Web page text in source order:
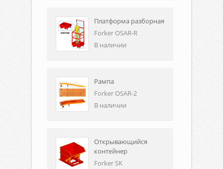
Платформа разборная
Forker OSAR-R
В наличии
Рампа
Forker OSAR-2
В наличии
Открывающийся
контейнер
Forker SK